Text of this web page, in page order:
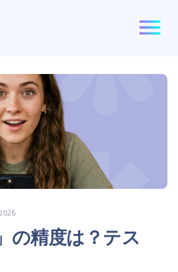
の精度は？テス